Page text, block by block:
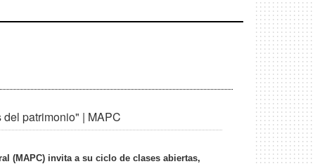
patrimonio" | MAPC
(MAPC) invita a su ciclo de clases abiertas,